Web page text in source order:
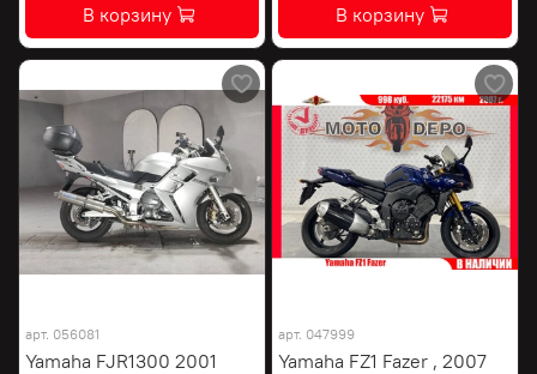
В корзину В корзину
арт. 056081
Yamaha FJR1300 2001
арт. 047999
Yamaha FZ1 Fazer , 2007